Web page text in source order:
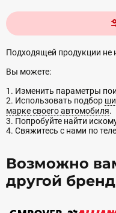
Подходящей продукции не
Вы можете:
1. Изменить параметры
2. Использовать подбор
марке своего автомобиля.
3. Попробуйте найти
4. Свяжитесь с нами по
Возможно
другой бренд